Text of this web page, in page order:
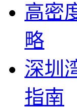
高密
略
深圳
指南